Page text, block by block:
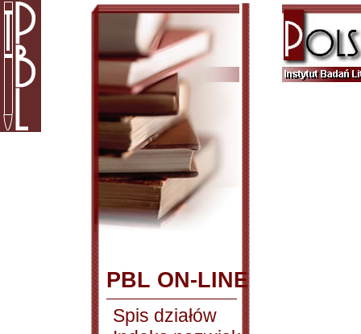
PBL ON-LINE
Spis działów